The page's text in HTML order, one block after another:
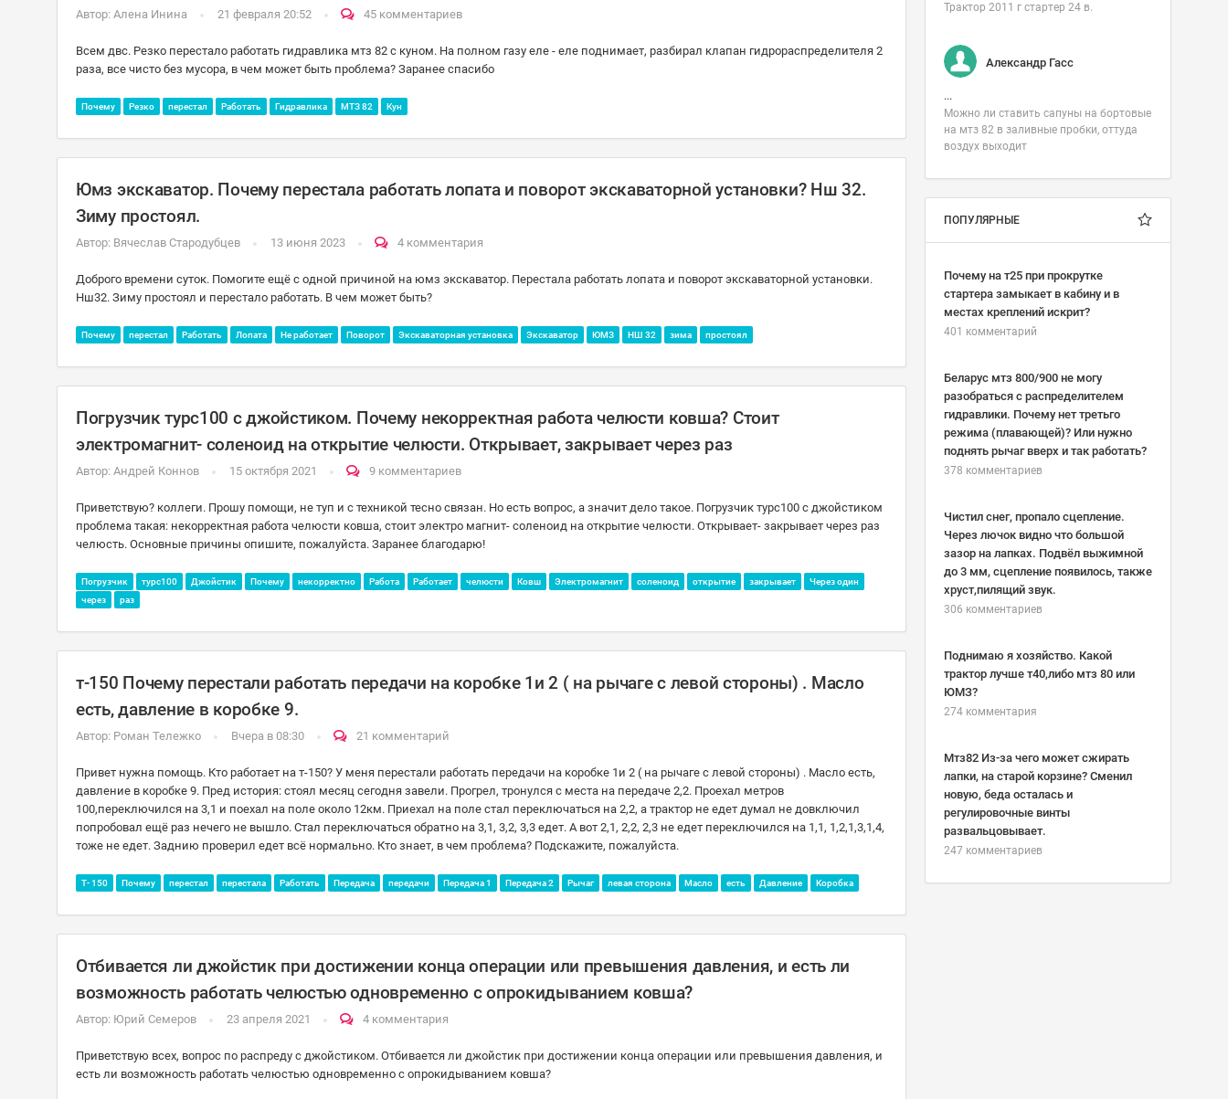
Автор: Алена Инина 21 февраля 20:52 45 комментариев
Всем двс. Резко перестало работать гидравлика мтз 82 с куном. На полном газу еле - еле поднимает, разбирал клапан гидрораспределителя 2
раза, все чисто без мусора, в чем может быть проблема? Заранее спасибо
Почему Резко перестал Работать Гидравлика МТЗ 82 Кун
Юмз экскаватор. Почему перестала работать лопата и поворот экскаваторной установки? Нш 32.
Зиму простоял.
Автор: Вячеслав Стародубцев 13 июня 2023 4 комментария
Доброго времени суток. Помогите ещё с одной причиной на юмз экскаватор. Перестала работать лопата и поворот экскаваторной установки.
Нш32. Зиму простоял и перестало работать. В чем может быть?
Почему перестал Работать Лопата Не работает Поворот Экскаваторная установка Экскаватор ЮМЗ НШ 32 зима простоял
Погрузчик турс100 с джойстиком. Почему некорректная работа челюсти ковша? Стоит
электромагнит- соленоид на открытие челюсти. Открывает, закрывает через раз
Автор: Андрей Коннов 15 октября 2021 9 комментариев
Приветствую? коллеги. Прошу помощи, не туп и с техникой тесно связан. Но есть вопрос, а значит дело такое. Погрузчик турс100 с джойстиком
проблема такая: некорректная работа челюсти ковша, стоит электро магнит- соленоид на открытие челюсти. Открывает- закрывает через раз
челюсть. Основные причины опишите, пожалуйста. Заранее благодарю!
Погрузчик турс100 Джойстик Почему некорректно Работа Работает челюсти Ковш Электромагнит соленоид открытие закрывает
Через один
через
раз
т-150 Почему перестали работать передачи на коробке 1и 2 ( на рычаге с левой стороны) . Масло
есть, давление в коробке 9.
Автор: Роман Тележко Вчера в 08:30 21 комментарий
Привет нужна помощь. Кто работает на т-150? У меня перестали работать передачи на коробке 1и 2 ( на рычаге с левой стороны) . Масло есть,
давление в коробке 9. Пред история: стоял месяц сегодня завели. Прогрел, тронулся с места на передаче 2,2. Проехал метров
100,переключился на 3,1 и поехал на поле около 12км. Приехал на поле стал переключаться на 2,2, а трактор не едет думал не довключил
попробовал ещё раз нечего не вышло. Стал переключаться обратно на 3,1, 3,2, 3,3 едет. А вот 2,1, 2,2, 2,3 не едет переключился на 1,1, 1,2,1,3,1,4,
тоже не едет. Заднию проверил едет всё нормально. Кто знает, в чем проблема? Подскажите, пожалуйста.
Т- 150 Почему перестал перестала Работать Передача передачи Передача 1 Передача 2 Рычаг левая сторона Масло есть Давление Коробка
Отбивается ли джойстик при достижении конца операции или превышения давления, и есть ли
возможность работать челюстью одновременно с опрокидыванием ковша?
Автор: Юрий Семеров 23 апреля 2021 4 комментария
Приветствую всех, вопрос по распреду с джойстиком. Отбивается ли джойстик при достижении конца операции или превышения давления, и
есть ли возможность работать челюстью одновременно с опрокидыванием ковша?
Трактор 2011 г стартер 24 в.
Александр Гасс
...
Можно ли ставить сапуны на бортовые
на мтз 82 в заливные пробки, оттуда
воздух выходит
ПОПУЛЯРНЫЕ
Почему на т25 при прокрутке
стартера замыкает в кабину и в
местах креплений искрит?
401 комментарий
Беларус мтз 800/900 не могу
разобраться с распределителем
гидравлики. Почему нет третьго
режима (плавающей)? Или нужно
поднять рычаг вверх и так работать?
378 комментариев
Чистил снег, пропало сцепление.
Через лючок видно что большой
зазор на лапках. Подвёл выжимной
до 3 мм, сцепление появилось, также
хруст,пилящий звук.
306 комментариев
Поднимаю я хозяйство. Какой
трактор лучше т40,либо мтз 80 или
ЮМЗ?
274 комментария
Мтз82 Из-за чего может сжирать
лапки, на старой корзине? Сменил
новую, беда осталась и
регулировочные винты
развальцовывает.
247 комментариев